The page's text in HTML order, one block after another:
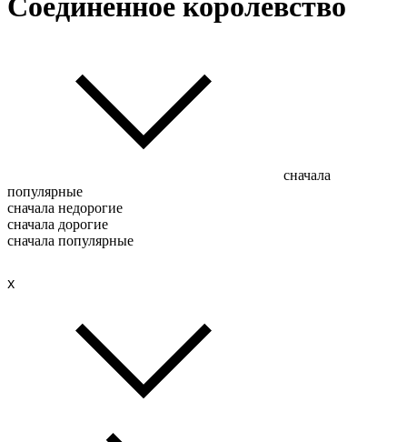
Соединенное королевство
сначала
популярные
сначала недорогие
сначала дорогие
сначала популярные
x